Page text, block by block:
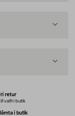
retur
valfri butik
i butik